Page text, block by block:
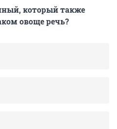
который также
овоще речь?